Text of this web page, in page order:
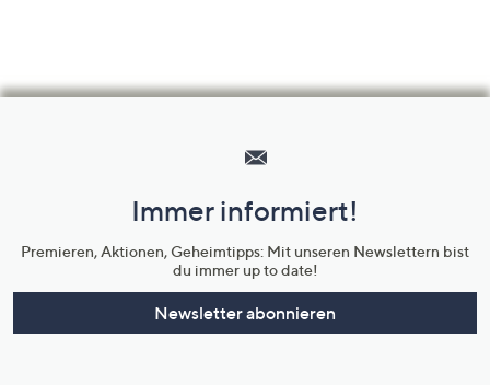
Unternehmensinformationen
Immer informiert!
Premieren, Aktionen, Geheimtipps: Mit unseren Newslettern bist
du immer up to date!
Newsletter abonnieren